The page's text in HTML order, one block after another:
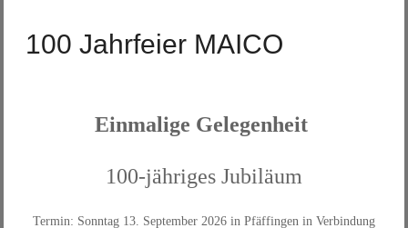
100 Jahrfeier MAICO
Einmalige Gelegenheit
100-jähriges Jubiläum
Termin: Sonntag 13. September 2026 in Pfäffingen in Verbindung